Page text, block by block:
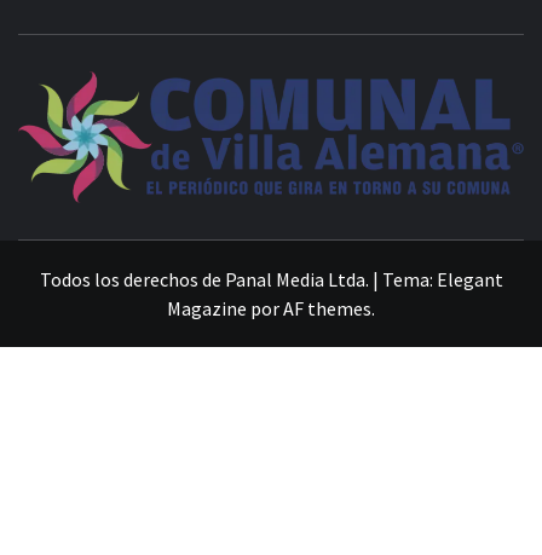
Todos los derechos de Panal Media Ltda. | Tema: Elegant
Magazine porAF themes.